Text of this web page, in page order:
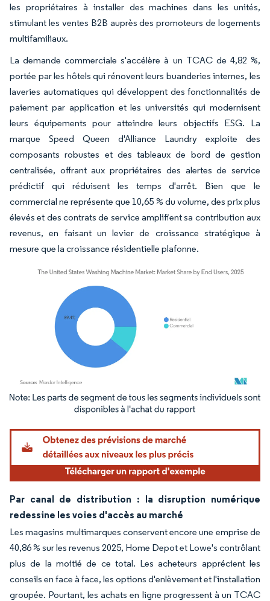
les propriétaires à installer des machines dans les unités,
stimulant les ventes B2B auprès des promoteurs de logements
multifamiliaux.
La demande commerciale s'accélère à un TCAC de 4,82 %,
portée par les hôtels qui rénovent leurs buanderies internes, les
laveries automatiques qui développent des fonctionnalités de
paiement par application et les universités qui modernisent
leurs équipements pour atteindre leurs objectifs ESG. La
marque Speed Queen d'Alliance Laundry exploite des
composants robustes et des tableaux de bord de gestion
centralisée, offrant aux propriétaires des alertes de service
prédictif qui réduisent les temps d'arrêt. Bien que le
commercial ne représente que 10,65 % du volume, des prix plus
élevés et des contrats de service amplifient sa contribution aux
revenus, en faisant un levier de croissance stratégique à
mesure que la croissance résidentielle plafonne.
Image © Mordor Intelligence. La réutilisation nécessite une attribution sous CC BY
Par canal de distribution : la disruption numérique
redessine les voies d'accès au marché
Les magasins multimarques conservent encore une emprise de
40,86 % sur les revenus 2025, Home Depot et Lowe's contrôlant
plus de la moitié de ce total. Les acheteurs apprécient les
conseils en face à face, les options d'enlèvement et l'installation
groupée. Pourtant, les achats en ligne progressent à un TCAC